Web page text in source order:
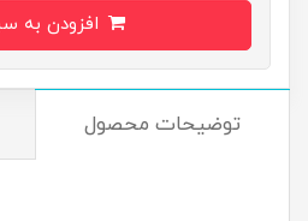
توضیحات محصول